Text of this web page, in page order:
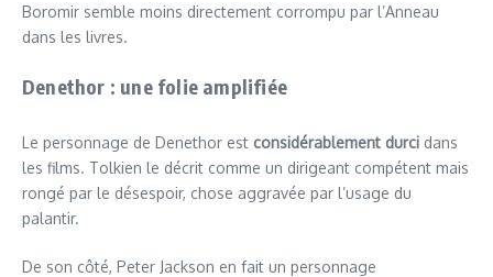
Boromir semble moins directement corrompu par l’Anneau
dans les livres.
Denethor : une folie amplifiée
Le personnage de Denethor est considérablement durci dans
les films. Tolkien le décrit comme un dirigeant compétent mais
rongé par le désespoir, chose aggravée par l’usage du
palantir.
De son côté, Peter Jackson en fait un personnage